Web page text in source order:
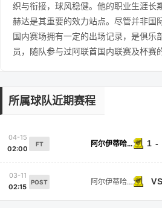
织与衔接，球风稳健。他的职业生涯长
赫达是其重要的效力站点。尽管并非国
国内赛场拥有一定的出场记录，是俱乐
员，随队参与过阿联酋国内联赛及杯赛
所属球队近期赛程
04-15
02:00
FT 阿尔伊蒂哈德 1 -
03-11
02:15
POST 阿尔伊蒂哈德 VS